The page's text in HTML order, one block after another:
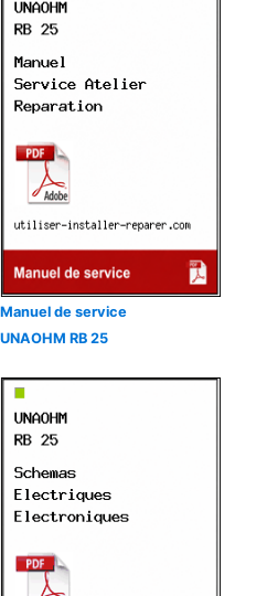
Manuel de service
UNAOHM RB 25